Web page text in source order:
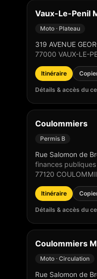
Vaux-Le-Penil
Moto · Plateau
319 AVENUE
77000 VAUX-LE-
Itinéraire
Détails & accès du
Coulommiers
Permis B
Rue Salomon de
finances publiques
77120
Itinéraire
Détails & accès du
Coulommiers
Moto · Circulation
Rue Salomon de